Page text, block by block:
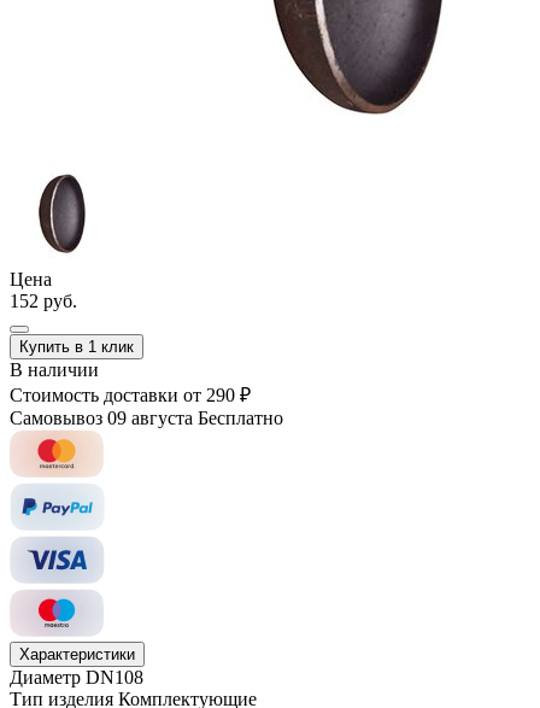
Цена
152 руб.
Купить в 1 клик
В наличии
Стоимость доставки от 290 ₽
Самовывоз 09 августа Бесплатно
Характеристики
Диаметр DN108
Тип изделия Комплектующие